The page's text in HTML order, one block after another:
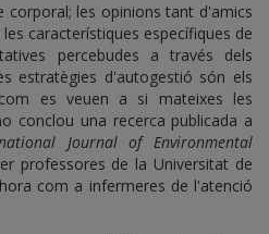
corporal; les opinions tant d'amics
les característiques específiques de
percebudes a través dels
estratègies d'autogestió són els
es veuen a si mateixes les
conclou una recerca publicada a
Journal of Environmental
professores de la Universitat de
com a infermeres de l'atenció